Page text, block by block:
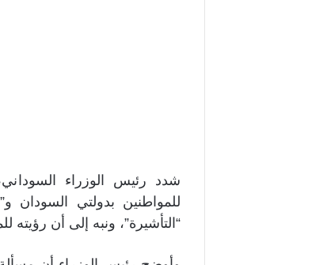
شدد رئيس الوزراء
للمواطنين بدولتي السودان
“التأشيرة”، ونبه إلى أن